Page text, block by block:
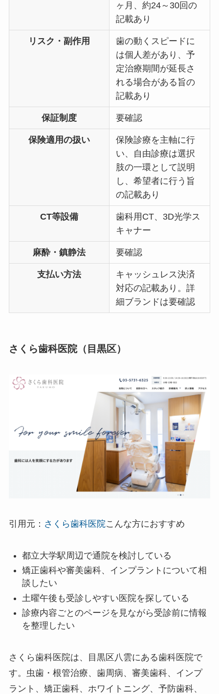
ヶ月、約24～30回の
記載あり
リスク・副作用
歯の動くスピードに
は個人差があり、予
定治療期間が延長さ
れる場合がある旨の
記載あり
保証制度 要確認
保険適用の扱い
保険診療を主軸に行
い、自由診療は選択
肢の一環として説明
し、希望者に行う旨
の記載あり
CT等設備
歯科用CT、3D光学ス
キャナー
麻酔・鎮静法 要確認
支払い方法
キャッシュレス決済
対応の記載あり。詳
細ブランドは要確認
さくら歯科医院（目黒区）
引用元： さくら歯科医院こんな方におすすめ
都立大学駅周辺で通院を検討している
矯正歯科や審美歯科、インプラントについて相
談したい
土曜午後も受診しやすい医院を探している
診療内容ごとのページを見ながら受診前に情報
を整理したい
さくら歯科医院は、目黒区八雲にある歯科医院で
す。虫歯・根管治療、歯周病、審美歯科、インプ
ラント、矯正歯科、ホワイトニング、予防歯科、